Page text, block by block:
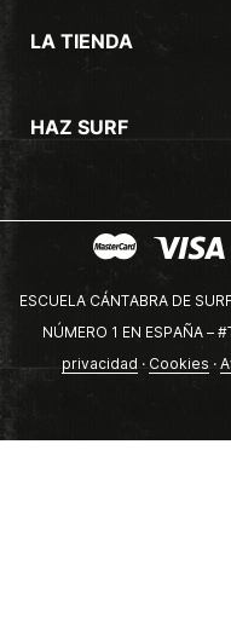
LA TIENDA
HAZ SURF
ESCUELA CÁNTABRA DE
NÚMERO 1 EN ESPAÑA –
privacidad · Cookies ·